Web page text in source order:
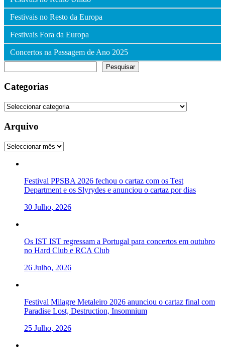
Festivais no Resto da Europa
Festivais Fora da Europa
Concertos na Passagem de Ano 2025
Pesquisar
Categorias
Categorias
Arquivo
Arquivo
Festival PPSBA 2026 fechou o cartaz com os Test
Department e os Slyrydes e anunciou o cartaz por dias
30 Julho, 2026
Os IST IST regressam a Portugal para concertos em outubro
no Hard Club e RCA Club
26 Julho, 2026
Festival Milagre Metaleiro 2026 anunciou o cartaz final com
Paradise Lost, Destruction, Insomnium
25 Julho, 2026